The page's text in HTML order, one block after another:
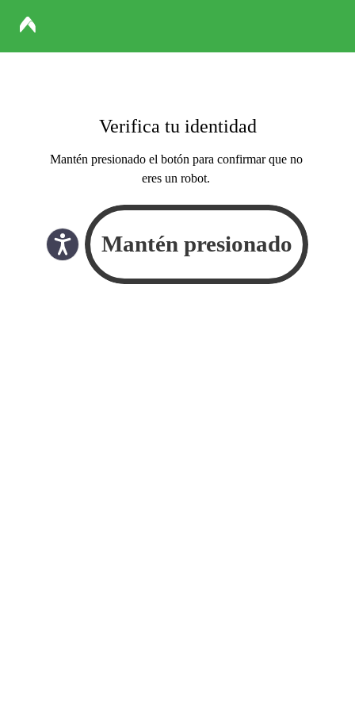
Verifica tu identidad
Mantén presionado el botón para confirmar que no
eres un robot.